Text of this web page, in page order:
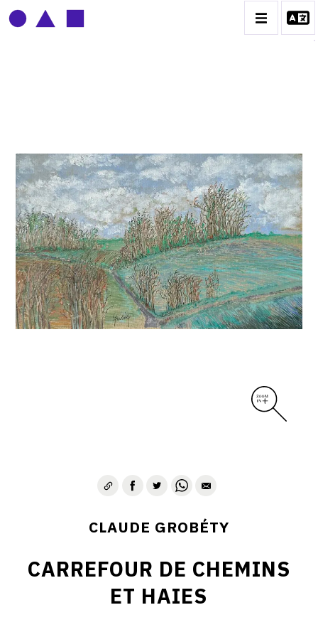
BIOGRAPHIE
CATALOGUE DES OEUVRES
CONTACT
CLAUDE GROBÉTY
CARREFOUR DE CHEMINS
ET HAIES